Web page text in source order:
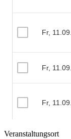
Veranstaltungsort